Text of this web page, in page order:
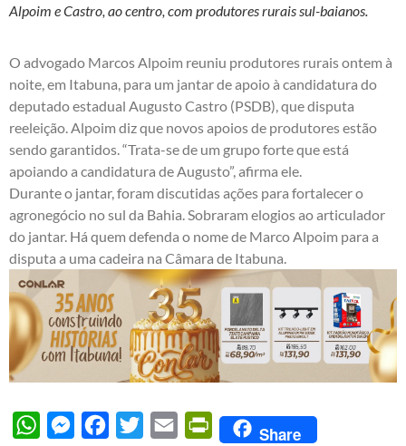
Alpoim e Castro, ao centro, com produtores rurais sul-baianos.
O advogado Marcos Alpoim reuniu produtores rurais ontem à
noite, em Itabuna, para um jantar de apoio à candidatura do
deputado estadual Augusto Castro (PSDB), que disputa
reeleição. Alpoim diz que novos apoios de produtores estão
sendo garantidos. “Trata-se de um grupo forte que está
apoiando a candidatura de Augusto”, afirma ele.
Durante o jantar, foram discutidas ações para fortalecer o
agronegócio no sul da Bahia. Sobraram elogios ao articulador
do jantar. Há quem defenda o nome de Marco Alpoim para a
disputa a uma cadeira na Câmara de Itabuna.
WhatsAppMessengerFacebook
Twitter Email PrintFriendly
Share